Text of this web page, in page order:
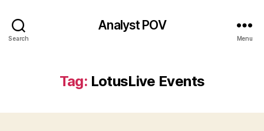
Search
Analyst POV
Menu
Tag: LotusLive Events